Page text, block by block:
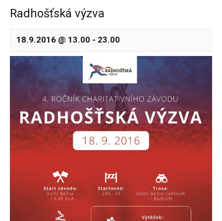
Radhošťská výzva
18.9.2016 @ 13.00 - 23.00